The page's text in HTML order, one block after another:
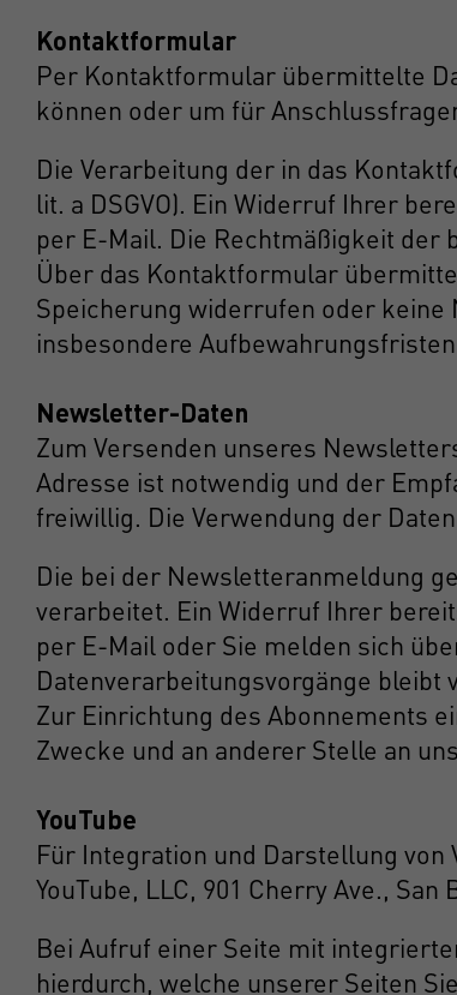
Kontaktformular
Per Kontaktformular übermittelte
können oder um für
Die Verarbeitung der in das
lit. a DSGVO). Ein Widerruf Ihrer
per E-Mail. Die Rechtmäßigkeit
Über das Kontaktformular
Speicherung widerrufen oder
insbesondere
Newsletter-Daten
Zum Versenden unseres
Adresse ist notwendig und der
freiwillig. Die Verwendung der
Die bei der Newsletteranmeldung
verarbeitet. Ein Widerruf Ihrer
per E-Mail oder Sie melden sich
Datenverarbeitungsvorgänge bleibt
Zur Einrichtung des Abonnements
Zwecke und an anderer Stelle an
YouTube
Für Integration und Darstellung von
YouTube, LLC, 901 Cherry Ave., San
Bei Aufruf einer Seite mit
hierdurch, welche unserer Seiten